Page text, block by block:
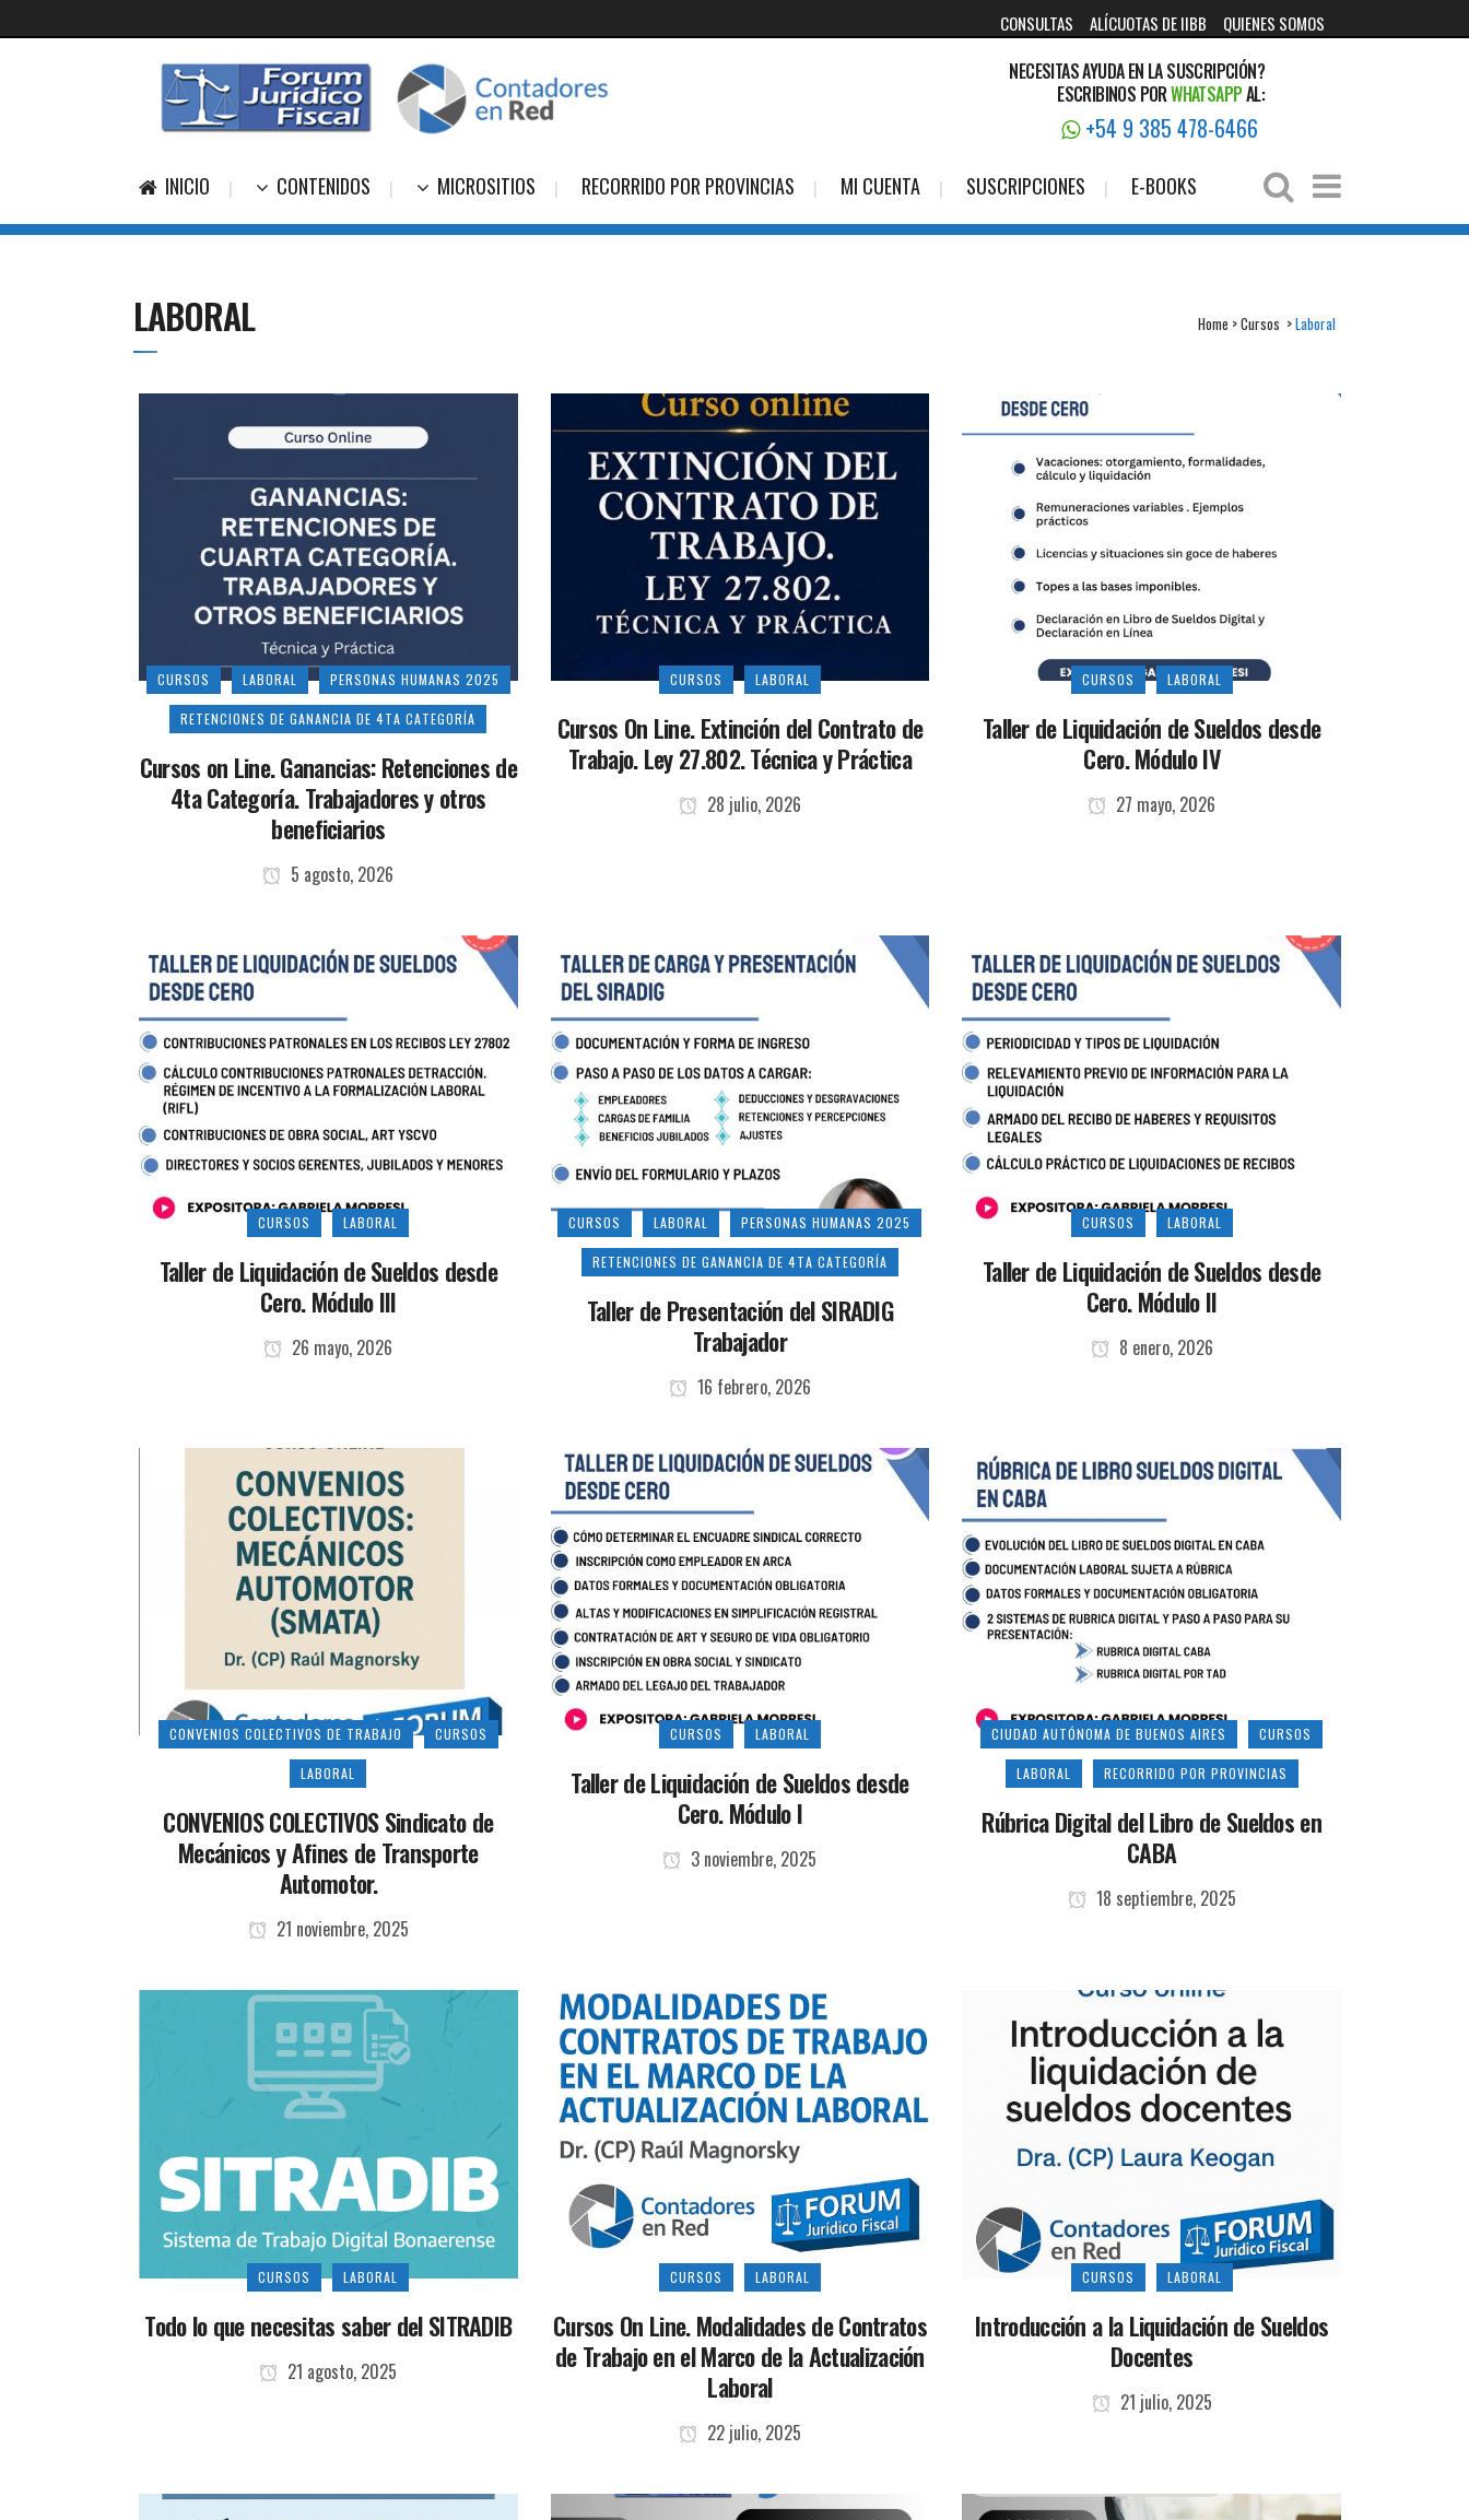
CONSULTAS ALÍCUOTAS DE IIBB QUIENES SOMOS
NECESITAS AYUDA EN LA SUSCRIPCIÓN?
ESCRIBINOS PORWHATSAPPAL:
+54 9 385 478-6466
INICIO CONTENIDOS MICROSITIOS RECORRIDO POR PROVINCIAS MI CUENTA SUSCRIPCIONES E-BOOKS
LABORAL Home >Cursos >Laboral
CURSOS LABORAL PERSONAS HUMANAS 2025
RETENCIONES DE GANANCIA DE 4TA CATEGORÍA
Cursos on Line. Ganancias: Retenciones de
4ta Categoría. Trabajadores y otros
beneficiarios
5 agosto, 2026
CURSOS LABORAL
Cursos On Line. Extinción del Contrato de
Trabajo. Ley 27.802. Técnica y Práctica
28 julio, 2026
CURSOS LABORAL
Taller de Liquidación de Sueldos desde
Cero. Módulo IV
27 mayo, 2026
CURSOS LABORAL
Taller de Liquidación de Sueldos desde
Cero. Módulo III
26 mayo, 2026
CURSOS LABORAL PERSONAS HUMANAS 2025
RETENCIONES DE GANANCIA DE 4TA CATEGORÍA
Taller de Presentación del SIRADIG
Trabajador
16 febrero, 2026
CURSOS LABORAL
Taller de Liquidación de Sueldos desde
Cero. Módulo II
8 enero, 2026
CONVENIOS COLECTIVOS DE TRABAJO CURSOS
LABORAL
CONVENIOS COLECTIVOS Sindicato de
Mecánicos y Afines de Transporte
Automotor.
21 noviembre, 2025
CURSOS LABORAL
Taller de Liquidación de Sueldos desde
Cero. Módulo I
3 noviembre, 2025
CIUDAD AUTÓNOMA DE BUENOS AIRES CURSOS
LABORAL RECORRIDO POR PROVINCIAS
Rúbrica Digital del Libro de Sueldos en
CABA
18 septiembre, 2025
CURSOS LABORAL
Todo lo que necesitas saber del SITRADIB
21 agosto, 2025
CURSOS LABORAL
Cursos On Line. Modalidades de Contratos
de Trabajo en el Marco de la Actualización
Laboral
22 julio, 2025
CURSOS LABORAL
Introducción a la Liquidación de Sueldos
Docentes
21 julio, 2025